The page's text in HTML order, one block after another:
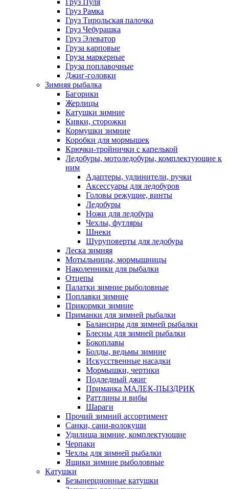
Груз Пуля
Груз Рамка
Груз Тирольская палочка
Груз Чебурашка
Груз Элеватор
Груза карповые
Груза маркерные
Груза поплавочные
Джиг-головки
Зимняя рыбалка
Багорики
Жерлицы
Катушки зимние
Кивки, сторожки
Кормушки зимние
Коробки для мормышек
Крючки-тройнички с капелькой
Ледобуры, мотоледобуры, комплектующие к
ним
Адаптеры, удлинители, ручки
Аксессуары для ледобуров
Головы режущие, винты
Ледобуры
Ножи для ледобура
Чехлы, футляры
Шнеки
Шуруповерты для ледобура
Леска зимняя
Мотыльницы, мормышницы
Наколенники для рыбалки
Отцепы
Палатки зимние рыболовные
Поплавки зимние
Прикормки зимние
Приманки для зимней рыбалки
Балансиры для зимней рыбалки
Блесны для зимней рыбалки
Бокоплавы
Болды, ведьмы зимние
Искусственные насадки
Мормышки, чертики
Подледный джиг
Приманка МАЛЕК-ПЫЗДРИК
Раттлины и вибы
Шараги
Прочий зимний ассортимент
Санки, сани-волокуши
Удилища зимние, комплектующие
Черпаки
Чехлы для зимней рыбалки
Ящики зимние рыболовные
Катушки
Безынерционные катушки